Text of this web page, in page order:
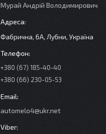
Мурай Андрій Володимирович
Фабрична, 6А, Лубни, Україна
+380 (67) 185-40-40
+380 (66) 230-05-53
automelo4@ukr.net